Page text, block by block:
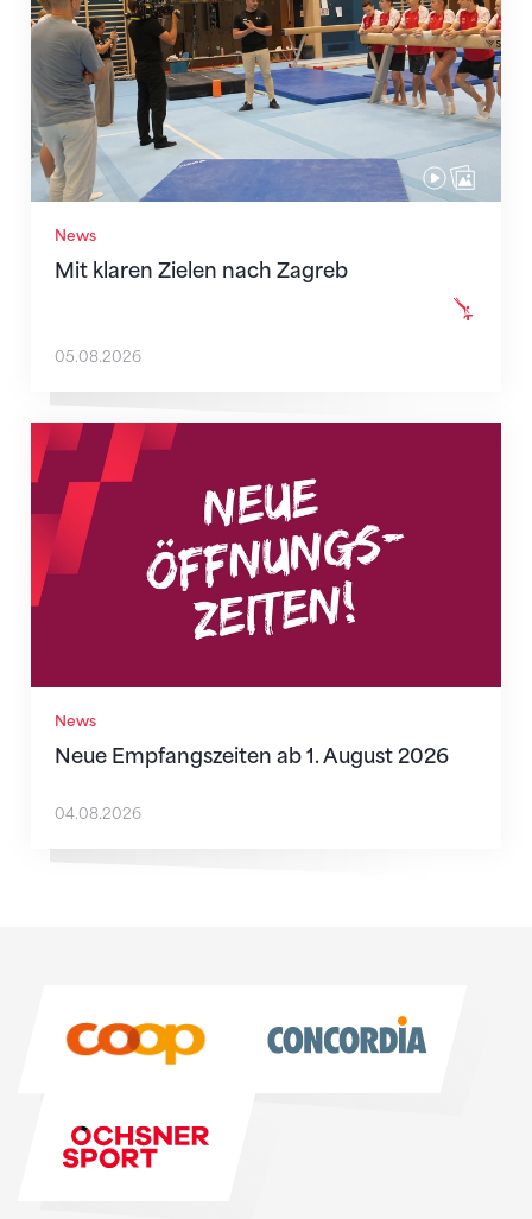
News
Mit klaren Zielen nach Zagreb
05.08.2026
News
Neue Empfangszeiten ab 1. August 2026
Neue Empfangszeiten ab 1. August 2026
04.08.2026